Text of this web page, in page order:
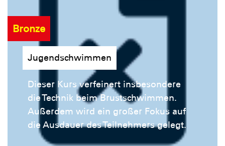
Bronze
Jugendschwimmen
Dieser Kurs verfeinert insbesondere
die Technik beim Brustschwimmen.
Außerdem wird ein großer Fokus auf
die Ausdauer des Teilnehmers gelegt.